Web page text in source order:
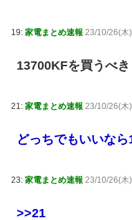
19: 家電まとめ速報 23/10/26(木
13700KFを買うべき
21: 家電まとめ速報 23/10/26(木
どっちでもいいな
23: 家電まとめ速報 23/10/26(木
>>21